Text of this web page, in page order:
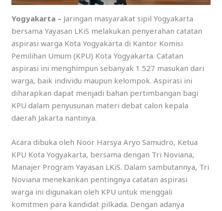
Yogyakarta – Jaringan masyarakat sipil Yogyakarta
bersama Yayasan LKiS melakukan penyerahan catatan
aspirasi warga Kota Yogyakarta di Kantor Komisi
Pemilihan Umum (KPU) Kota Yogyakarta. Catatan
aspirasi ini menghimpun sebanyak 1.527 masukan dari
warga, baik individu maupun kelompok. Aspirasi ini
diharapkan dapat menjadi bahan pertimbangan bagi
KPU dalam penyusunan materi debat calon kepala
daerah Jakarta nantinya.
Acara dibuka oleh Noor Harsya Aryo Samudro, Ketua
KPU Kota Yogyakarta, bersama dengan Tri Noviana,
Manajer Program Yayasan LKiS. Dalam sambutannya, Tri
Noviana menekankan pentingnya catatan aspirasi
warga ini digunakan oleh KPU untuk menggali
komitmen para kandidat pilkada. Dengan adanya